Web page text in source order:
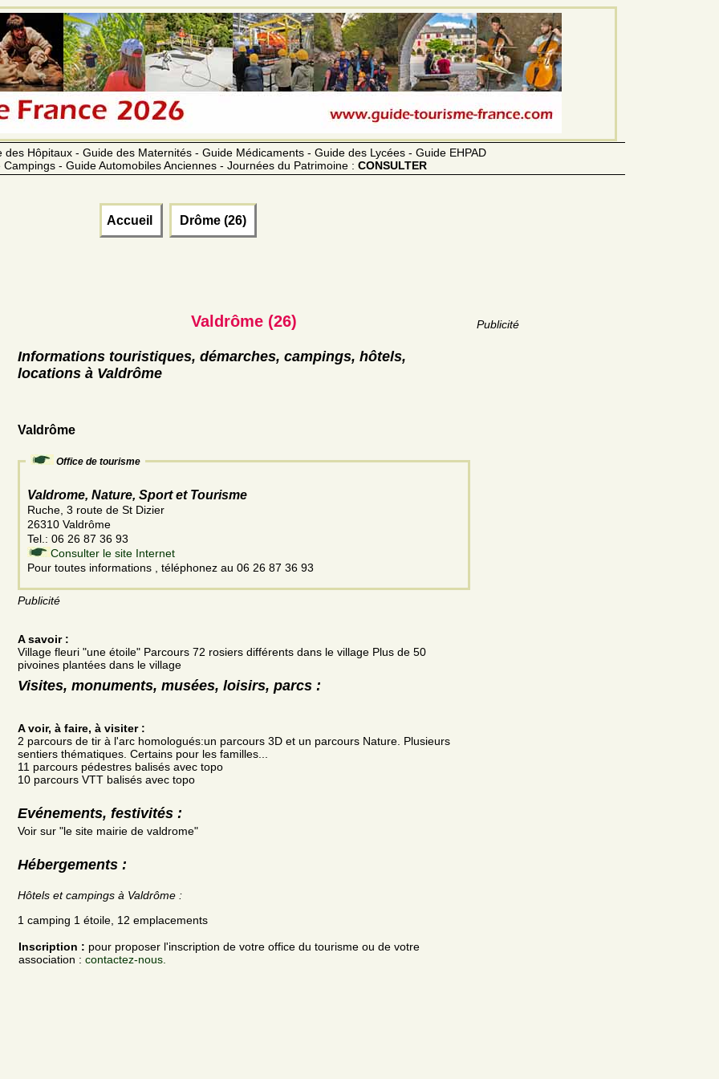
Hôpitaux - Guide des Maternités - Guide Médicaments - Guide des Lycées - Guide EHPAD
- Guide Automobiles Anciennes - Journées du Patrimoine : CONSULTER
Accueil Drôme (26)
Publicité
Valdrôme (26)
Informations touristiques, démarches, campings, hôtels,
locations à Valdrôme
Valdrôme
Office de tourisme
Valdrome, Nature, Sport et Tourisme
Ruche, 3 route de St Dizier
26310 Valdrôme
Tel.: 06 26 87 36 93
Consulter le site Internet
Pour toutes informations , téléphonez au 06 26 87 36 93
Publicité
A savoir :
Village fleuri "une étoile" Parcours 72 rosiers différents dans le village Plus de 50
pivoines plantées dans le village
Visites, monuments, musées, loisirs, parcs :
A voir, à faire, à visiter :
2 parcours de tir à l'arc homologués:un parcours 3D et un parcours Nature. Plusieurs
sentiers thématiques. Certains pour les familles...
11 parcours pédestres balisés avec topo
10 parcours VTT balisés avec topo
Evénements, festivités :
Voir sur "le site mairie de valdrome"
Hébergements :
Hôtels et campings à Valdrôme :
1 camping 1 étoile, 12 emplacements
Inscription : pour proposer l'inscription de votre office du tourisme ou de votre
association : contactez-nous.